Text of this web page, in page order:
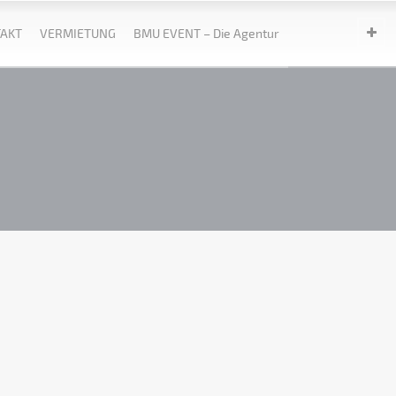
VERMIETUNG BMU EVENT – Die Agentur